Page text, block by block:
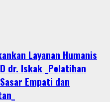
Layanan Humanis
dr. Iskak _Pelatihan
Empati dan